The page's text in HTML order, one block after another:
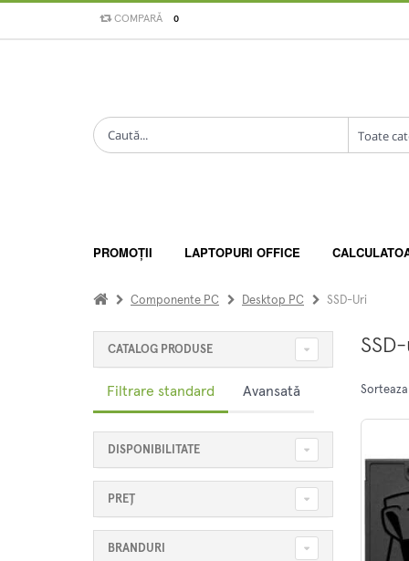
COMPARĂ 0
PROMOȚII LAPTOPURI OFFICE
Componente PC Desktop PC SSD-Uri
CATALOG PRODUSE
Filtrare standard Avansată
DISPONIBILITATE
PREȚ
BRANDURI